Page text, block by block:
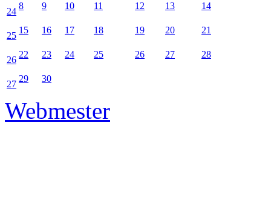
24
8 9 10 11 12 13 14
25
15 16 17 18 19 20 21
26
22 23 24 25 26 27 28
27
29 30
Webmester